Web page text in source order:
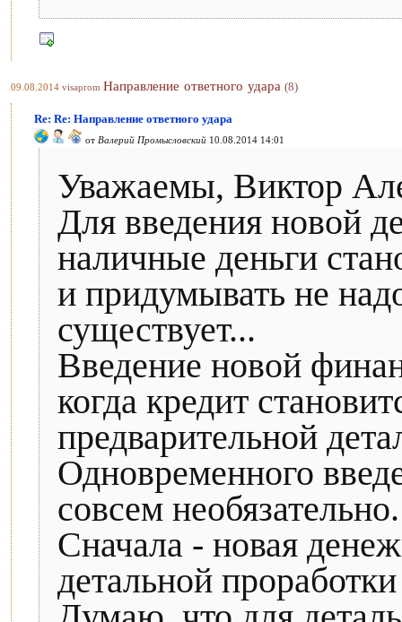
09.08.2014 visaprom Направление ответного удара (8)
Re: Re: Направление ответного удара
от Валерий Промысловский 10.08.2014 14:01
Уважаемы, Виктор
Для введения новой
наличные деньги
и придумывать не
существует...
Введение новой
когда кредит
предварительной
Одновременного
совсем необязательно.
Сначала - новая
детальной